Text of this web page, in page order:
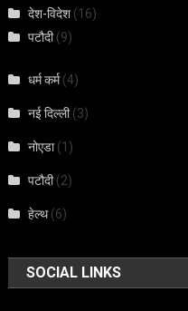
देश-विदेश (16)
पटौदी(9)
धर्म कर्म(4)
नई दिल्ली(3)
नोएडा(1)
पटौदी(2)
हेल्थ(6)
SOCIAL LINKS